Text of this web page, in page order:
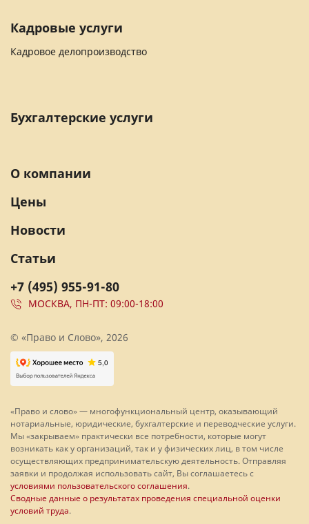
Кадровые услуги
Кадровое делопроизводство
Бухгалтерские услуги
+7 (495) 955-91-80
МОСКВА, ПН-ПТ: 09:00-18:00
О компании
Цены
Новости
Статьи
© «Право и Слово», 2026
«Право и слово» — многофункциональный центр, оказывающий
нотариальные, юридические, бухгалтерские и переводческие услуги.
Мы «закрываем» практически все потребности, которые могут
возникать как у организаций, так и у физических лиц, в том числе
осуществляющих предпринимательскую деятельность. Отправляя
заявки и продолжая использовать сайт, Вы соглашаетесь с
условиями пользовательского соглашения.
Сводные данные о результатах проведения специальной оценки
условий труда.